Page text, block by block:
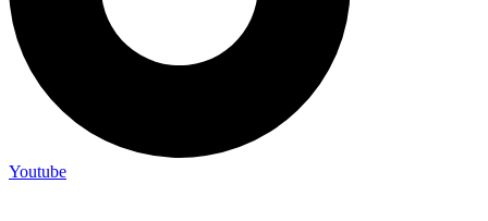
Youtube